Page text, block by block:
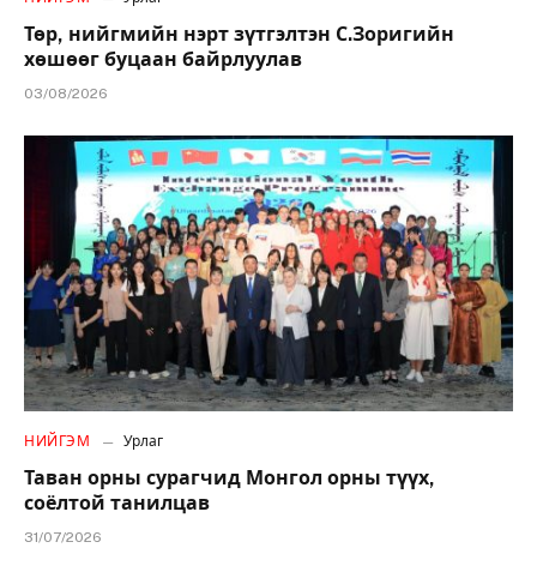
Төр, нийгмийн нэрт зүтгэлтэн С.Зоригийн
хөшөөг буцаан байрлуулав
03/08/2026
НИЙГЭМ Урлаг
Таван орны сурагчид Монгол орны түүх,
соёлтой танилцав
31/07/2026